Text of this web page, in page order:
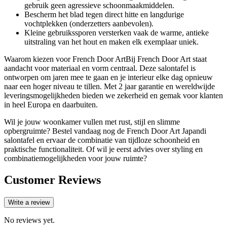
gebruik geen agressieve schoonmaakmiddelen.
Bescherm het blad tegen direct hitte en langdurige
vochtplekken (onderzetters aanbevolen).
Kleine gebruikssporen versterken vaak de warme, antieke
uitstraling van het hout en maken elk exemplaar uniek.
Waarom kiezen voor French Door ArtBij French Door Art staat
aandacht voor materiaal en vorm centraal. Deze salontafel is
ontworpen om jaren mee te gaan en je interieur elke dag opnieuw
naar een hoger niveau te tillen. Met 2 jaar garantie en wereldwijde
leveringsmogelijkheden bieden we zekerheid en gemak voor klanten
in heel Europa en daarbuiten.
Wil je jouw woonkamer vullen met rust, stijl en slimme
opbergruimte? Bestel vandaag nog de French Door Art Japandi
salontafel en ervaar de combinatie van tijdloze schoonheid en
praktische functionaliteit. Of wil je eerst advies over styling en
combinatiemogelijkheden voor jouw ruimte?
Customer Reviews
Write a review
No reviews yet.